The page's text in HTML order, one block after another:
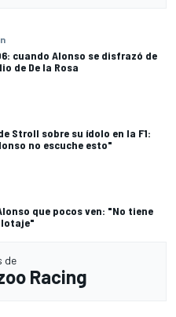
cuando Alonso se disfrazó de
de De la Rosa
Stroll sobre su ídolo en la F1:
no escuche esto"
que pocos ven: "No tiene
de
Racing